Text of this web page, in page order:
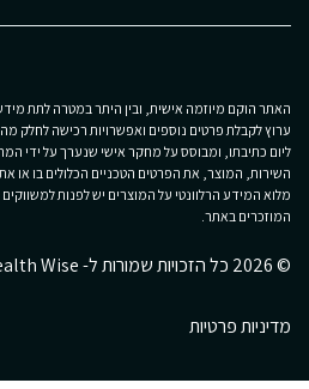
האתר הוקם מיוזמה אישית, ובין היתר במטרה לתת
ערוץ לקבלת פרטים נוספים ואפשרויות רכישה לחלק
ליום כתיבתו, ומבוסס על מחקר אישי שנערך על ידי
השירות, המוצר, את הפרטים הטכניים הכלולים בו או
מלוא המידע הרלוונטי על המוצרים יש לפנות
המוזכרים באתר.
© 2026 כל הזכויות שמורות ל- Health Wise
מדיניות פרטיות